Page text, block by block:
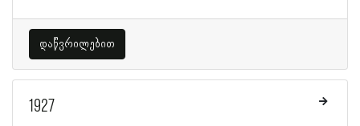
დაწვრილებით
1927